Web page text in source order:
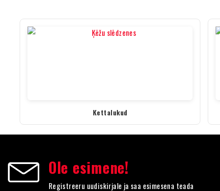
Kettalukud
Ole esimene!
Registreeru uudiskirjale ja saa esimesena teada